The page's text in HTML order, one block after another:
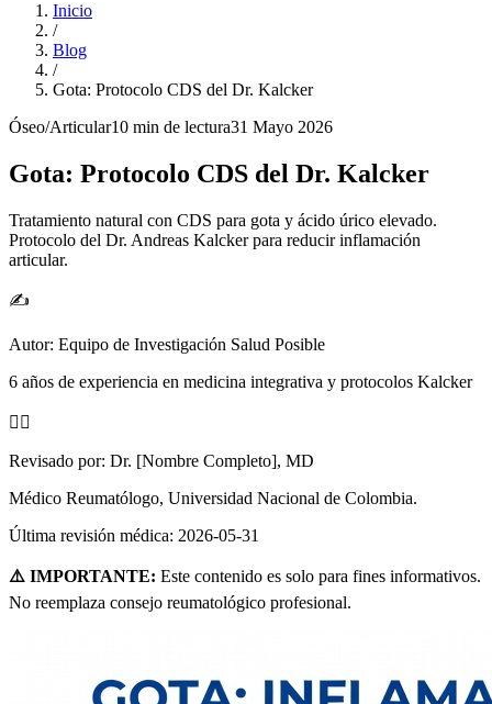
Inicio
/
Blog
/
Gota: Protocolo CDS del Dr. Kalcker
Óseo/Articular10 min de lectura31 Mayo 2026
Gota: Protocolo CDS del Dr. Kalcker
Tratamiento natural con CDS para gota y ácido úrico elevado.
Protocolo del Dr. Andreas Kalcker para reducir inflamación
articular.
✍️
Autor: Equipo de Investigación Salud Posible
6 años de experiencia en medicina integrativa y protocolos Kalcker
👨‍⚕️
Revisado por: Dr. [Nombre Completo], MD
Médico Reumatólogo, Universidad Nacional de Colombia.
Última revisión médica: 2026-05-31
⚠️ IMPORTANTE: Este contenido es solo para fines informativos.
No reemplaza consejo reumatológico profesional.